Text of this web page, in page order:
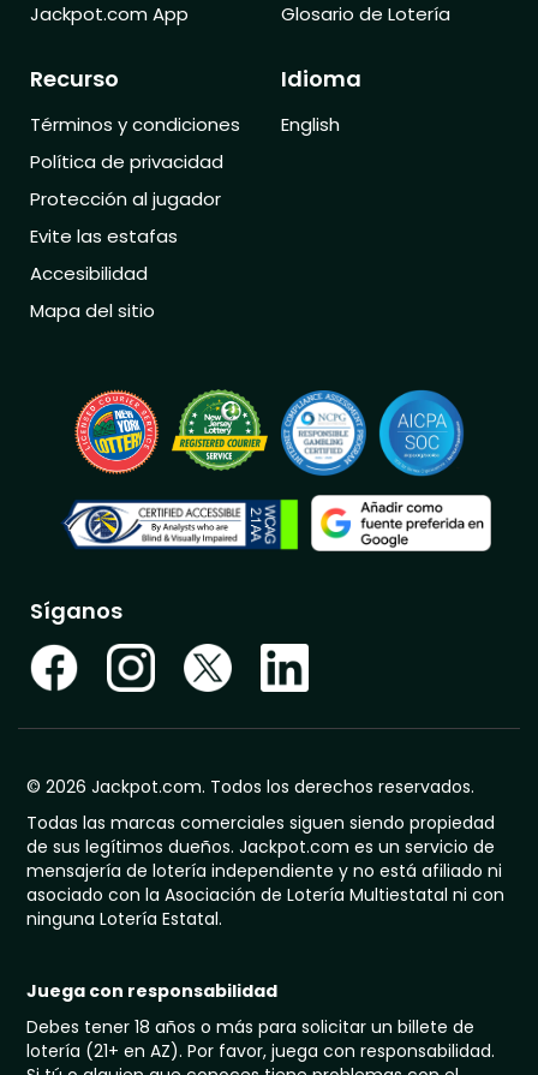
Jackpot.com App
Glosario de Lotería
Recurso
Términos y condiciones
Política de privacidad
Protección al jugador
Evite las estafas
Accesibilidad
Mapa del sitio
Idioma
English
Síganos
© 2026 Jackpot.com. Todos los derechos reservados.
Todas las marcas comerciales siguen siendo propiedad
de sus legítimos dueños. Jackpot.com es un servicio de
mensajería de lotería independiente y no está afiliado ni
asociado con la Asociación de Lotería Multiestatal ni con
ninguna Lotería Estatal.
Juega con responsabilidad
Debes tener 18 años o más para solicitar un billete de
lotería (21+ en AZ). Por favor, juega con responsabilidad.